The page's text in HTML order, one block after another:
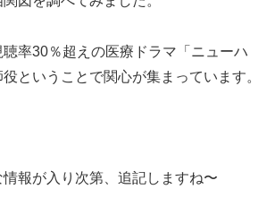
率30％超えの医療ドラマ「ニューハ
ということで関心が集まっています。
報が入り次第、追記しますね〜